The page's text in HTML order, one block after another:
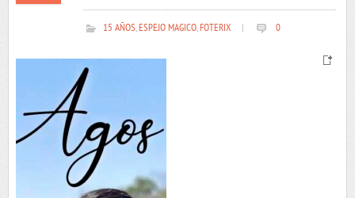
15 AÑOS,ESPEJO MAGICO,FOTERIX 0